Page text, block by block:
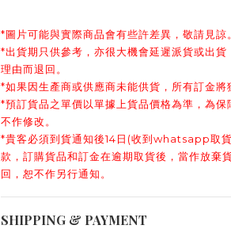
*圖片可能與實際商品會有些許差異，敬請見諒。
*出貨期只供參考，亦很大機會延遲派貨或出貨
理由而退回。
*如果因生產商或供應商未能供貨，所有訂金將
*預訂貨品之單價以單據上貨品價格為準，為保
不作修改。
*貴客必須到貨通知後14日(收到whatsapp取
款，訂購貨品和訂金在逾期取貨後，當作放棄
回，恕不作另行通知。
SHIPPING & PAYMENT